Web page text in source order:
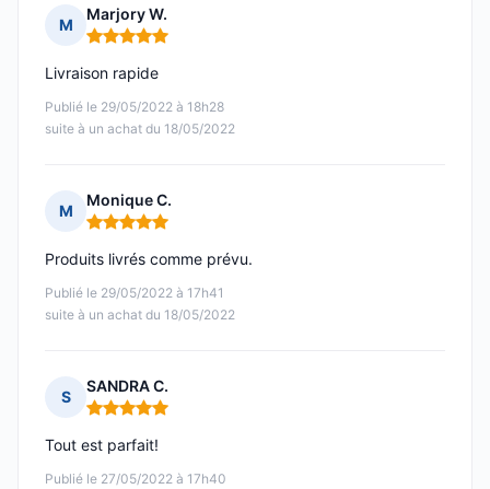
M
Marjory W.
Note : 5 sur 5
Publié le 29/05/2022 à 18h28
suite à un achat du 18/05/2022
Livraison rapide
M
Monique C.
Note : 5 sur 5
Publié le 29/05/2022 à 17h41
suite à un achat du 18/05/2022
Produits livrés comme prévu.
S
SANDRA C.
Note : 5 sur 5
Publié le 27/05/2022 à 17h40
Tout est parfait!